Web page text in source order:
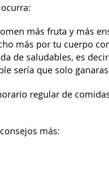
más fruta y más
más por tu cuerpo
de saludables, es
sería que solo
regular de
más: